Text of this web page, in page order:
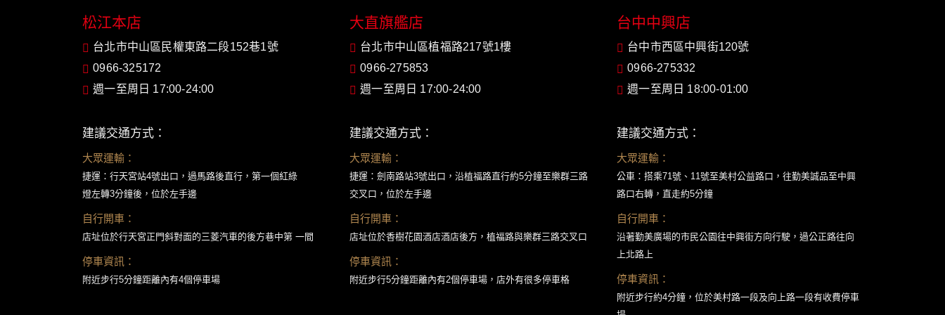
松江本店
台北市中山區民權東路二段152巷1號
0966-325172
週一至周日 17:00-24:00
建議交通方式：
大眾運輸：
捷運：行天宮站4號出口，過馬路後直行，第一個紅綠
燈左轉3分鐘後，位於左手邊
自行開車：
店址位於行天宮正門斜對面的三菱汽車的後方巷中第 一間
停車資訊：
附近步行5分鐘距離內有4個停車場
大直旗艦店
台北市中山區植福路217號1樓
0966-275853
週一至周日 17:00-24:00
建議交通方式：
大眾運輸：
捷運：劍南路站3號出口，沿植福路直行約5分鐘至樂群三路
交叉口，位於左手邊
自行開車：
店址位於香樹花園酒店酒店後方，植福路與樂群三路交叉口
停車資訊：
附近步行5分鐘距離內有2個停車場，店外有很多停車格
台中中興店
台中市西區中興街120號
0966-275332
週一至周日 18:00-01:00
建議交通方式：
大眾運輸：
公車：搭乘71號、11號至美村公益路口，往勤美誠品至中興
路口右轉，直走約5分鐘
自行開車：
沿著勤美廣場的市民公園往中興街方向行駛，過公正路往向
上北路上
停車資訊：
附近步行約4分鐘，位於美村路一段及向上路一段有收費停車